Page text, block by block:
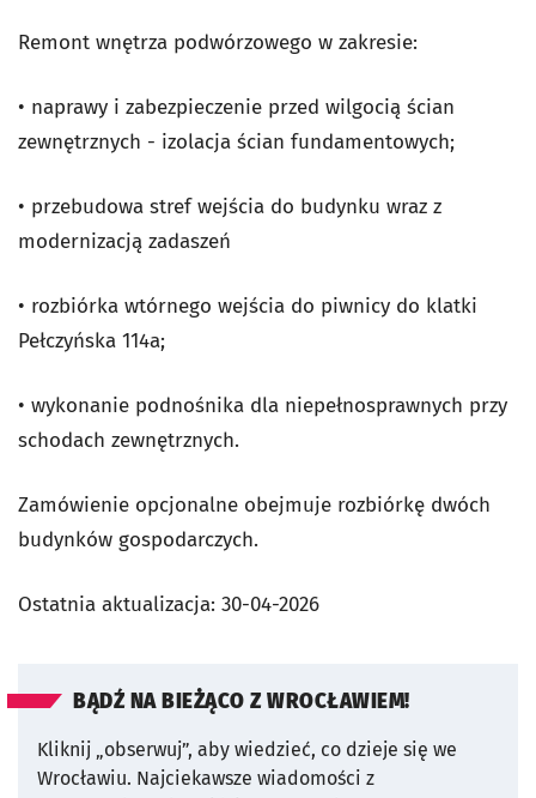
Remont wnętrza podwórzowego w zakresie:
• naprawy i zabezpieczenie przed wilgocią ścian
zewnętrznych - izolacja ścian fundamentowych;
• przebudowa stref wejścia do budynku wraz z
modernizacją zadaszeń
• rozbiórka wtórnego wejścia do piwnicy do klatki
Pełczyńska 114a;
• wykonanie podnośnika dla niepełnosprawnych przy
schodach zewnętrznych.
Zamówienie opcjonalne obejmuje rozbiórkę dwóch
budynków gospodarczych.
Ostatnia aktualizacja: 30-04-2026
BĄDŹ NA BIEŻĄCO Z WROCŁAWIEM!
Kliknij „obserwuj”, aby wiedzieć, co dzieje się we
Wrocławiu. Najciekawsze wiadomości z